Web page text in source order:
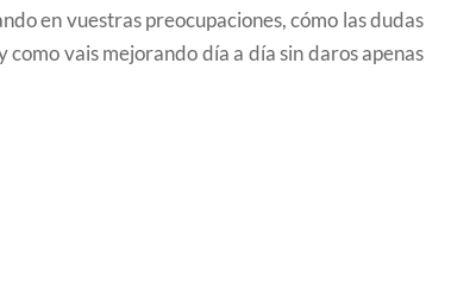
en vuestras preocupaciones, cómo las dudas
vais mejorando día a día sin daros apenas